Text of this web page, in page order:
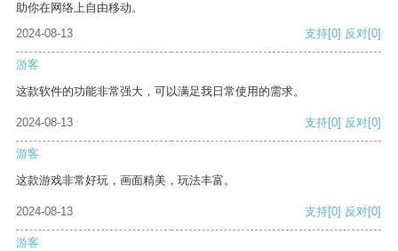
助你在网络上自由移动。
2024-08-13
支持[0] 反对[0]
游客
这款软件的功能非常强大，可以满足我日常使用的需求。
2024-08-13 支持[0] 反对[0]
游客
这款游戏非常好玩，画面精美，玩法丰富。
2024-08-13 支持[0] 反对[0]
游客